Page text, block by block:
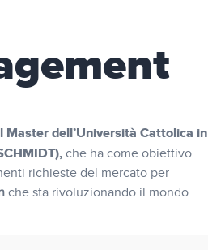
Master dell’Università Cattolica in
che ha come obiettivo
richieste del mercato per
che sta rivoluzionando il mondo